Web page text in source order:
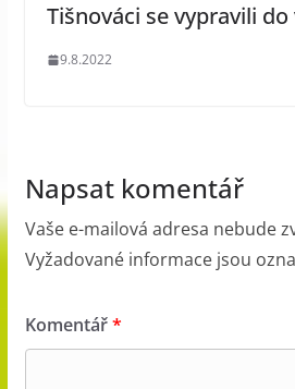
Tišnováci se vypravili
9.8.2022
Napsat komentář
Vaše e-mailová adresa nebude
Vyžadované informace jsou
Komentář*